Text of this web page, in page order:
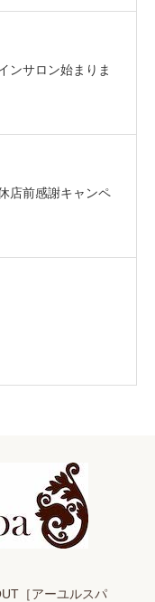
ンサロン始まりま
店前感謝キャンペ
［アーユルスパ